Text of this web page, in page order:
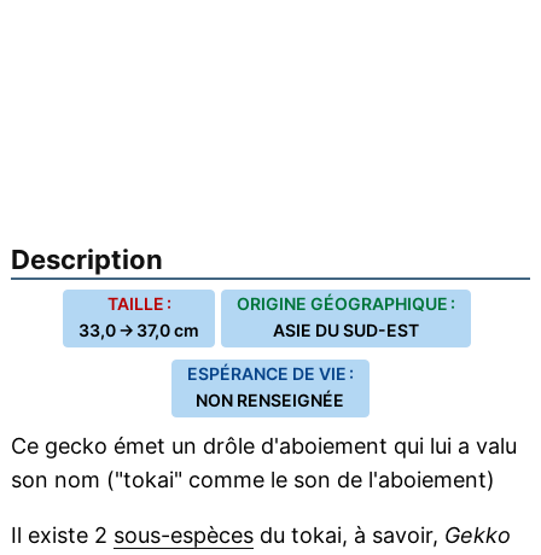
Description
TAILLE :
33,0 → 37,0 cm
ORIGINE GÉOGRAPHIQUE :
ASIE DU SUD-EST
ESPÉRANCE DE VIE :
NON RENSEIGNÉE
Ce gecko émet un drôle d'aboiement qui lui a valu
son nom ("tokai" comme le son de l'aboiement)
Il existe 2 sous-espècesdu tokai, à savoir, Gekko